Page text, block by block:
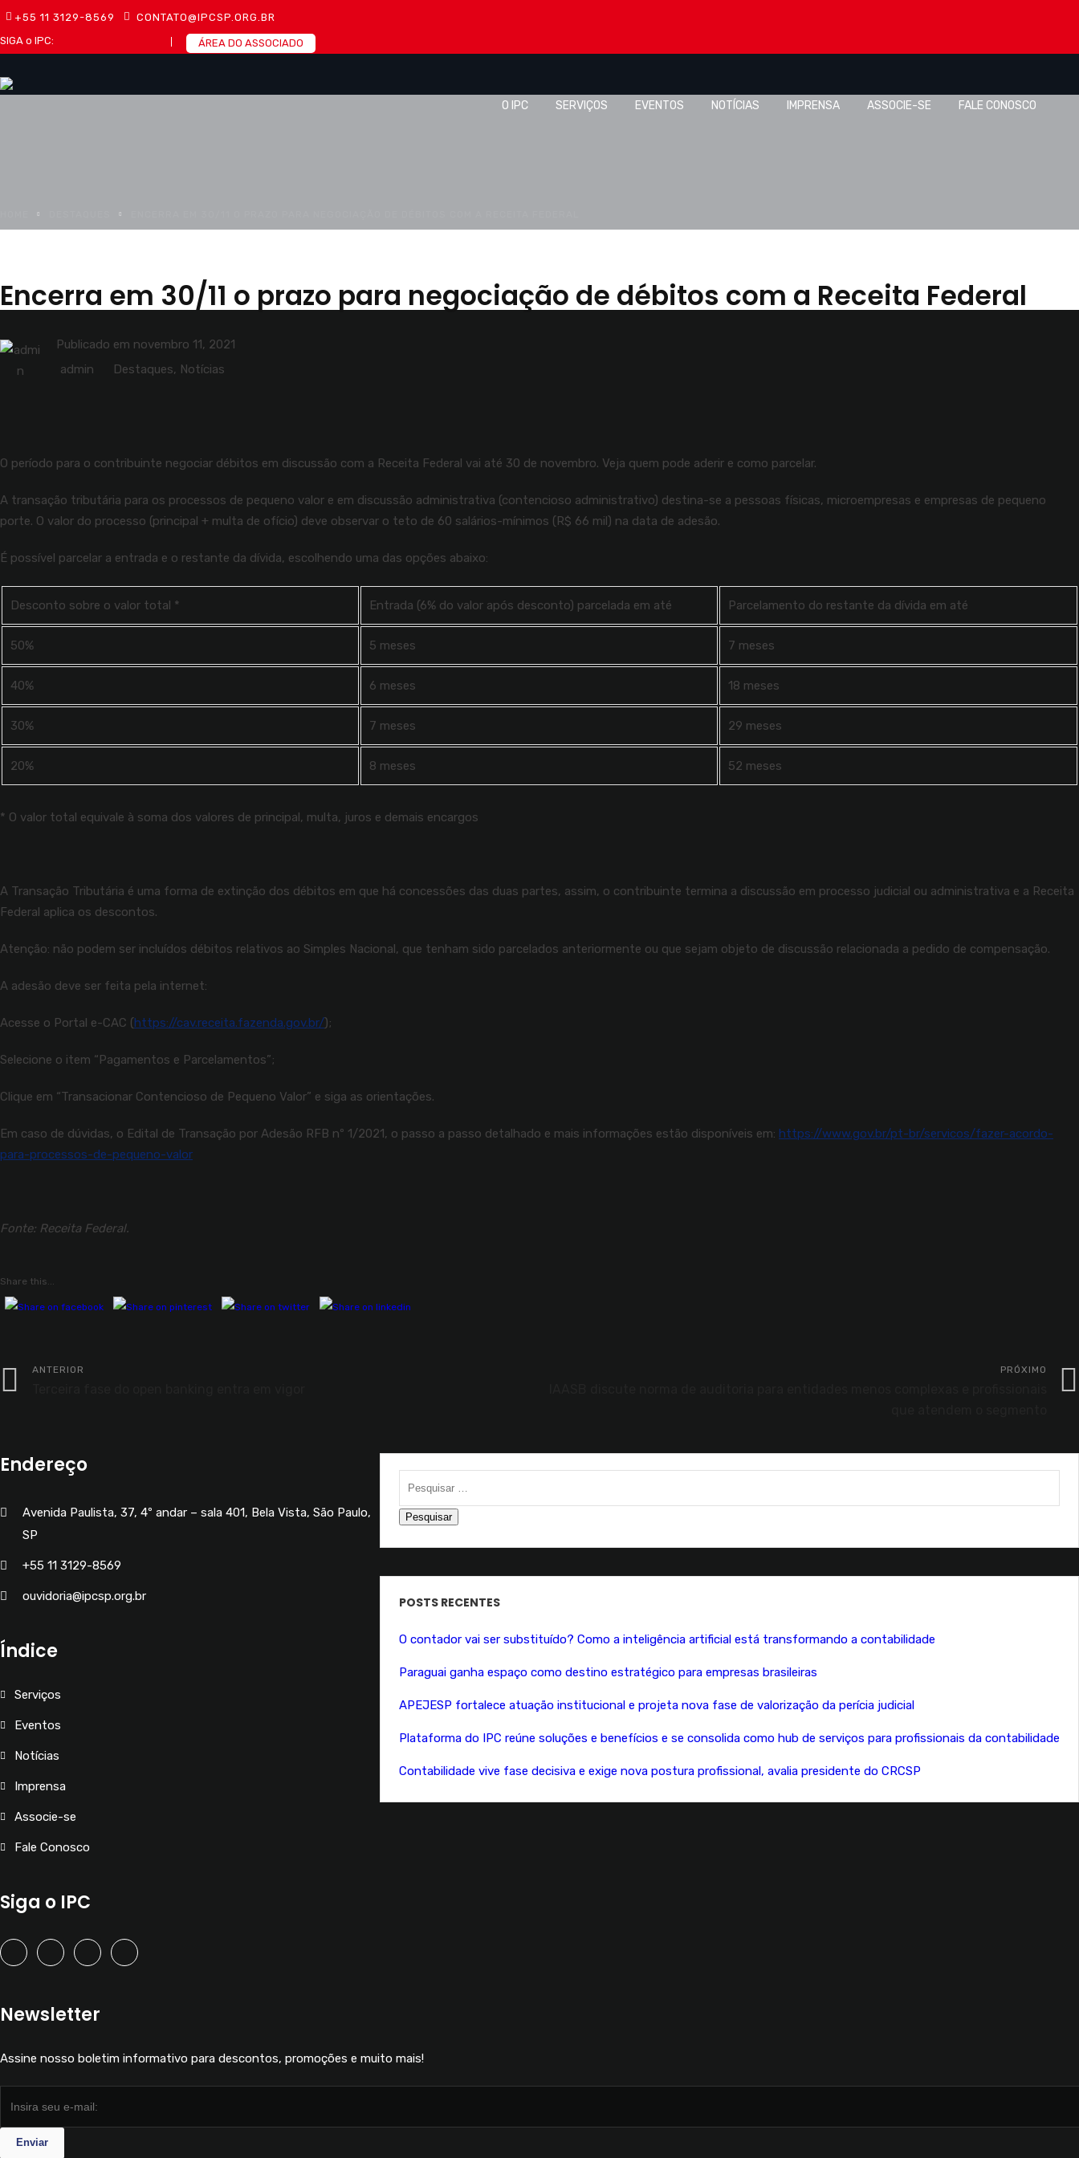
+55 11 3129-8569
CONTATO@IPCSP.ORG.BR
SIGA o IPC:
ÁREA DO ASSOCIADO
O IPC SERVIÇOS EVENTOS NOTÍCIAS IMPRENSA ASSOCIE-SE FALE CONOSCO
Encerra em 30/11 o prazo para negociação de débitos com a Receita Federal
Publicado em novembro 11, 2021
admin
Destaques, Notícias
O período para o contribuinte negociar débitos em discussão com a Receita Federal vai até 30 de novembro. Veja quem pode aderir e como parcelar.
A transação tributária para os processos de pequeno valor e em discussão administrativa (contencioso administrativo) destina-se a pessoas físicas, microempresas e empresas de pequeno
porte. O valor do processo (principal + multa de ofício) deve observar o teto de 60 salários-mínimos (R$ 66 mil) na data de adesão.
É possível parcelar a entrada e o restante da dívida, escolhendo uma das opções abaixo:
Desconto sobre o valor total * Entrada (6% do valor após desconto) parcelada em até Parcelamento do restante da dívida em até
50% 5 meses 7 meses
40% 6 meses 18 meses
30% 7 meses 29 meses
20% 8 meses 52 meses
* O valor total equivale à soma dos valores de principal, multa, juros e demais encargos
A Transação Tributária é uma forma de extinção dos débitos em que há concessões das duas partes, assim, o contribuinte termina a discussão em processo judicial ou administrativa e a Receita
Federal aplica os descontos.
Atenção: não podem ser incluídos débitos relativos ao Simples Nacional, que tenham sido parcelados anteriormente ou que sejam objeto de discussão relacionada a pedido de compensação.
A adesão deve ser feita pela internet:
Acesse o Portal e-CAC (https://cav.receita.fazenda.gov.br/);
Selecione o item “Pagamentos e Parcelamentos”;
Clique em “Transacionar Contencioso de Pequeno Valor” e siga as orientações.
Em caso de dúvidas, o Edital de Transação por Adesão RFB nº 1/2021, o passo a passo detalhado e mais informações estão disponíveis em: https://www.gov.br/pt-br/servicos/fazer-acordo-
para-processos-de-pequeno-valor
Fonte: Receita Federal.
Share this...
ANTERIOR PRÓXIMO
POSTS RECENTES
O contador vai ser substituído? Como a inteligência artificial está transformando a contabilidade
Paraguai ganha espaço como destino estratégico para empresas brasileiras
APEJESP fortalece atuação institucional e projeta nova fase de valorização da perícia judicial
Plataforma do IPC reúne soluções e benefícios e se consolida como hub de serviços para profissionais da contabilidade
Contabilidade vive fase decisiva e exige nova postura profissional, avalia presidente do CRCSP
Endereço
Avenida Paulista, 37, 4º andar – sala 401, Bela Vista, São Paulo,
SP
+55 11 3129-8569
ouvidoria@ipcsp.org.br
Índice
Serviços
Eventos
Notícias
Imprensa
Associe-se
Fale Conosco
Siga o IPC
Newsletter
Assine nosso boletim informativo para descontos, promoções e muito mais!